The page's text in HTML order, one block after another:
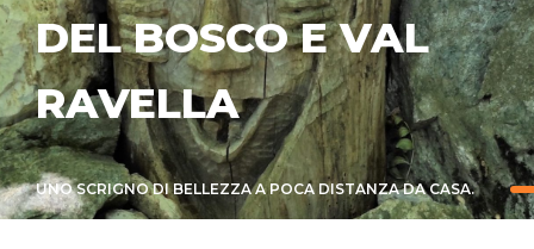
IL BLOG
I GADGET
WEBAPP
CONTATTI
DEL BOSCO E VAL
RAVELLA
UNO SCRIGNO DI BELLEZZA A POCA DISTANZA DA CASA.